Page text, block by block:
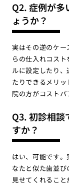
Q2. 症例が多
ょうか？
実はその逆のケ
らの仕入れコス
ルに設定したり
たりできるメリ
院の方がコストパ
Q3. 初診相談
すか？
はい、可能です
なたと似た歯並
見せてくれるこ